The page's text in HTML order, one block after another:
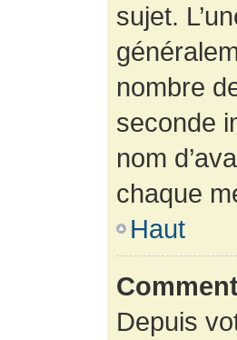
sujet.
nombre
seconde
nom
chaque
Haut
Depuis